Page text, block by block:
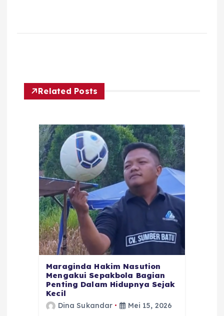
Related Posts
Maraginda Hakim Nasution
Mengakui Sepakbola Bagian
Penting Dalam Hidupnya Sejak
Kecil
Dina Sukandar Mei 15, 2026